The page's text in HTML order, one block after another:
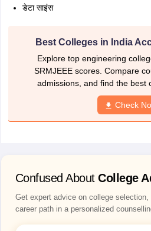
डेटा साइंस
Best Colleges in India
Explore top engineering
SRMJEEE scores. Compare
admissions, and find the best
Check
Confused About College
Get expert advice on college
career path in a personalized